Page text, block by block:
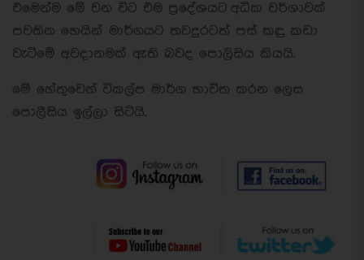
එමෙන්ම මේ වන විට එම ප්‍රදේශයට අධික වර්ශාවක්
පවතින හෙයින් මාර්ගයට තවදුරටත් පස් කඳු කඩා
වැටිමේ අවදානමක් ඇති බවද පොලිසිය කියයි.
මේ හේතුවෙන් විකල්ප මාර්ග භාවිත කරන ලෙස
පොලීසිය ඉල්ලා සිටියි.